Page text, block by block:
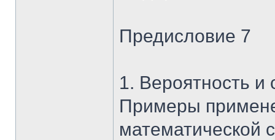
Предисловие 7
1. Вероятность и
Примеры
математической